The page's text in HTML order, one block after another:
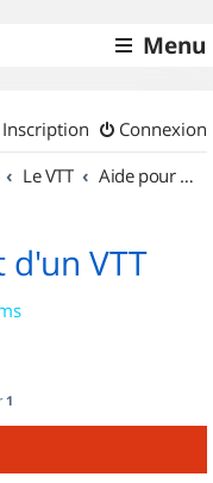
Menu
Connexion
Inscription
Le VTT Aide pour l'achat d'un VTT
VTT
1